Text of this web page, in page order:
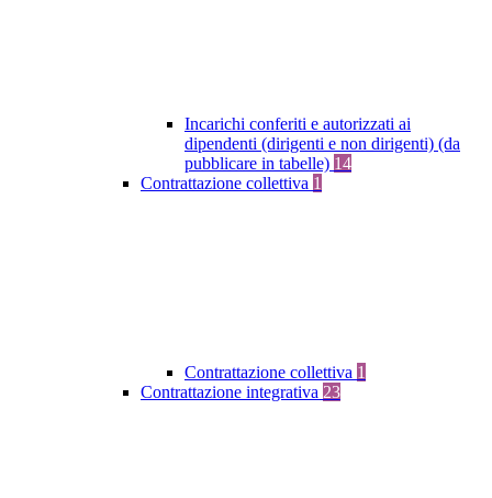
Incarichi conferiti e autorizzati ai
dipendenti (dirigenti e non dirigenti) (da
pubblicare in tabelle) 14
Contrattazione collettiva 1
Contrattazione collettiva 1
Contrattazione integrativa 23